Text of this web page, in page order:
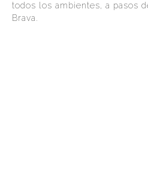
todos los ambientes, a pasos
Brava.